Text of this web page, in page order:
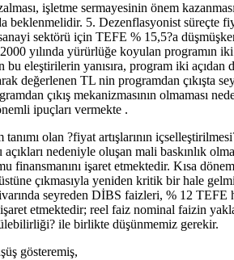
işletme sermayesinin önem
beklenmelidir. 5. Dezenflasyonist süreçte
sektörü için TEFE % 15,5?a
yılında yürürlüğe koyulan programın
bu eleştirilerin yanısıra, program iki
değerlenen TL nin programdan çıkışta
çıkış mekanizmasının olmaması
ipuçları vermekte .
olan ?fiyat artışlarının
nedeniyle oluşan mali baskınlık
finansmanını işaret etmektedir. Kısa
çıkmasıyla yeniden kritik bir hale
seyreden DİBS faizleri, % 12
etmektedir; reel faiz nominal faizin
ile birlikte düşünmemiz gerekir.
gösteremiş,